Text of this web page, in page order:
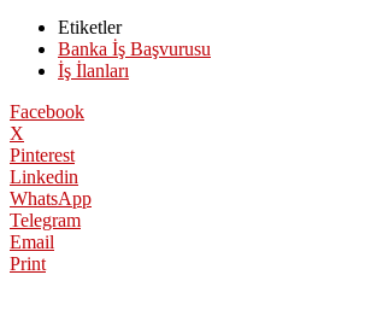
Etiketler
Banka İş Başvurusu
İş İlanları
Facebook
X
Pinterest
Linkedin
WhatsApp
Telegram
Email
Print